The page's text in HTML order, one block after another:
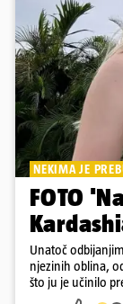
NEKIMA JE
FOTO
Unatoč
njezinih oblina,
što ju je učinilo